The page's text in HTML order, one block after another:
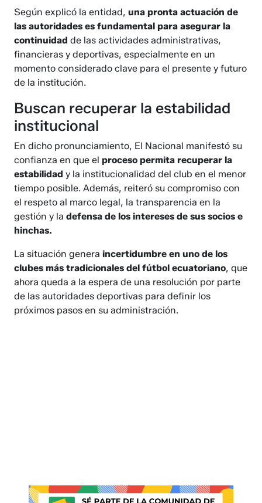
Según explicó la entidad,una pronta actuación de
las autoridades es fundamental para asegurar la
continuidad de las actividades administrativas,
financieras y deportivas, especialmente en un
momento considerado clave para el presente y futuro
de la institución.
Buscan recuperar la estabilidad
institucional
En dicho pronunciamiento, El Nacional manifestó su
confianza en que elproceso permita recuperar la
estabilidad y la institucionalidad del club en el menor
tiempo posible. Además, reiteró su compromiso con
el respeto al marco legal, la transparencia en la
gestión y ladefensa de los intereses de sus socios e
hinchas.
La situación generaincertidumbre en uno de los
clubes más tradicionales del fútbol ecuatoriano, que
ahora queda a la espera de una resolución por parte
de las autoridades deportivas para definir los
próximos pasos en su administración.